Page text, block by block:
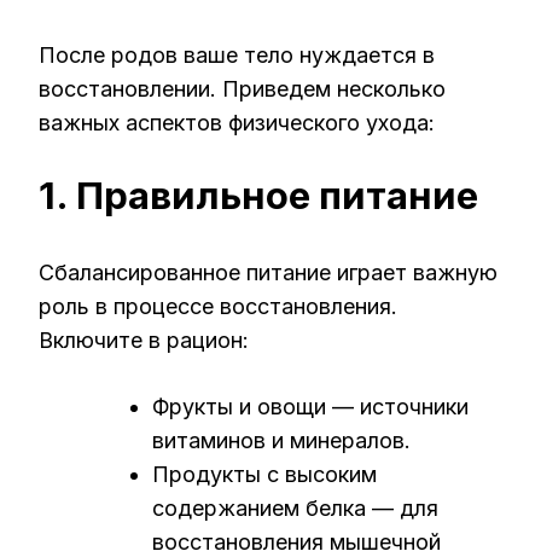
После родов ваше тело нуждается в
восстановлении. Приведем несколько
важных аспектов физического ухода:
1. Правильное питание
Сбалансированное питание играет важную
роль в процессе восстановления.
Включите в рацион:
Фрукты и овощи — источники
витаминов и минералов.
Продукты с высоким
содержанием белка — для
восстановления мышечной